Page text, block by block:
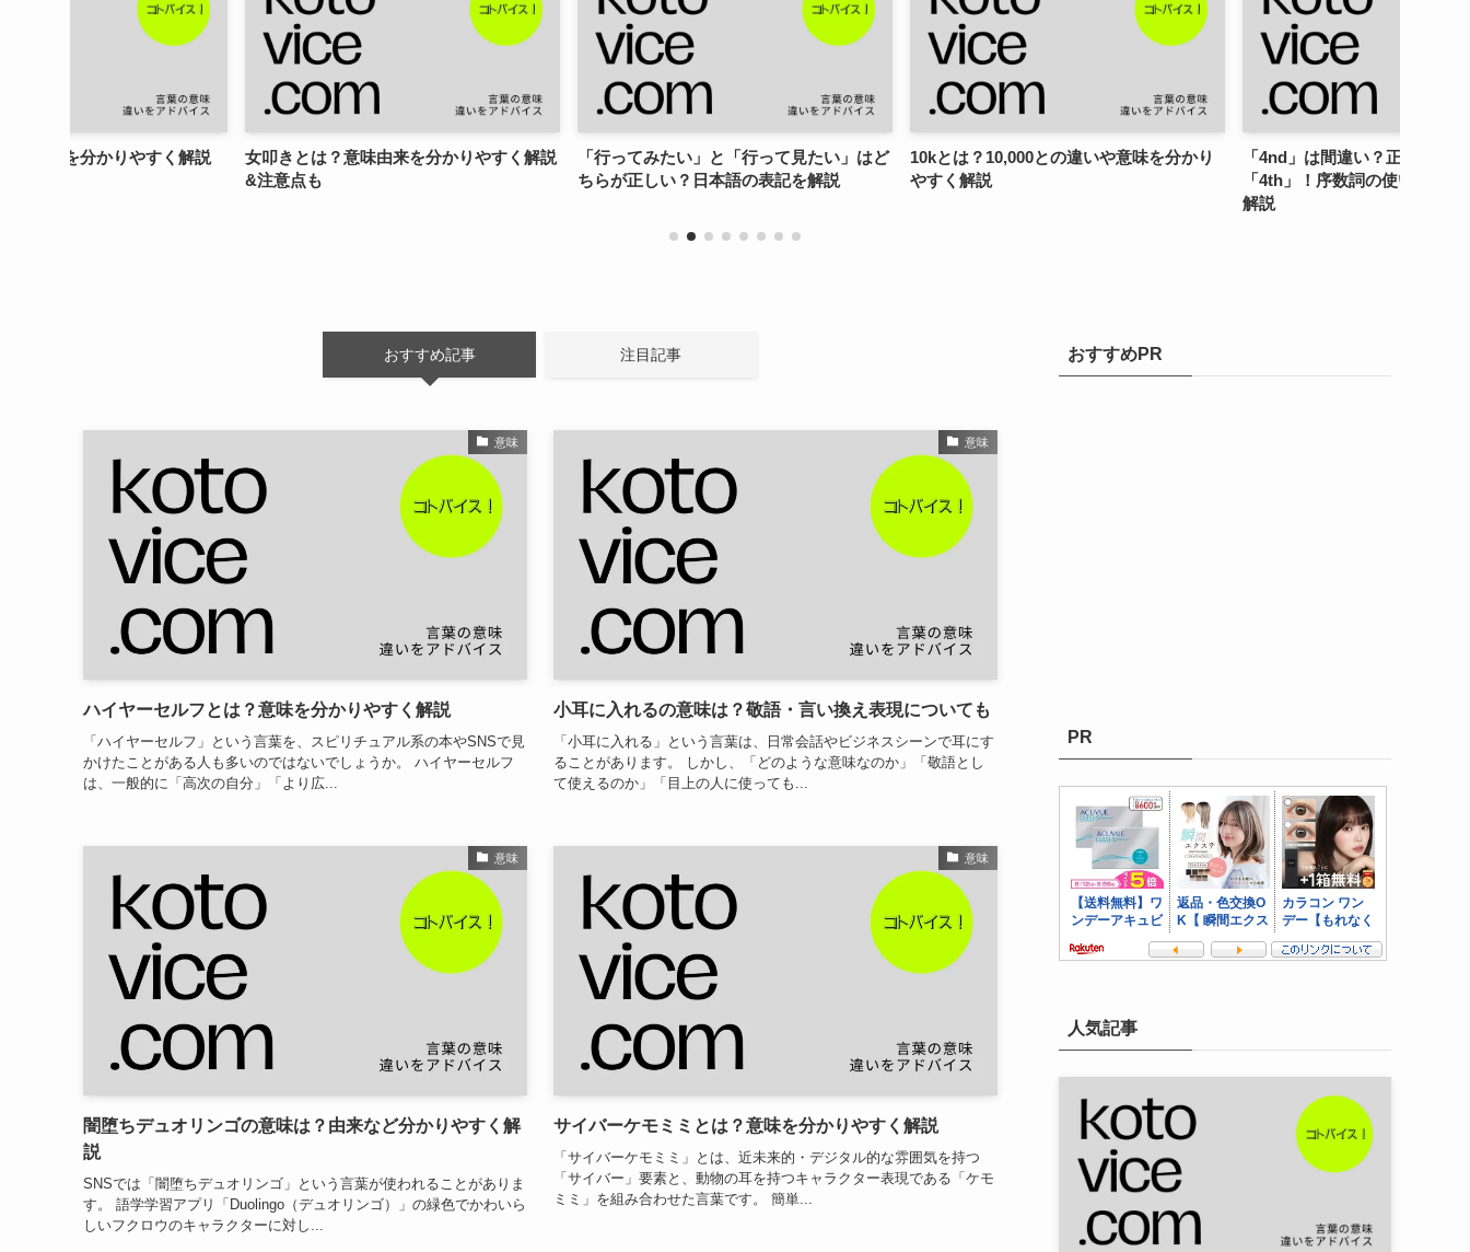
味由来を分かりやすく解説
女叩きとは？意味由来を分かりやすく解説
&注意点も
「行ってみたい」と「行って見たい」はど
ちらが正しい？日本語の表記を解説
10kとは？10,000との違いや意味を分かり
やすく解説
「4nd」は間違い？正しい英
「4th」！序数詞の使い方を
解説
おすすめ記事 注目記事
意味
ハイヤーセルフとは？意味を分かりやすく解説
「ハイヤーセルフ」という言葉を、スピリチュアル系の本やSNSで見
かけたことがある人も多いのではないでしょうか。 ハイヤーセルフ
は、一般的に「高次の自分」「より広...
意味
小耳に入れるの意味は？敬語・言い換え表現についても
「小耳に入れる」という言葉は、日常会話やビジネスシーンで耳にす
ることがあります。 しかし、「どのような意味なのか」「敬語とし
て使えるのか」「目上の人に使っても...
意味
闇堕ちデュオリンゴの意味は？由来など分かりやすく解
説
SNSでは「闇堕ちデュオリンゴ」という言葉が使われることがありま
す。 語学学習アプリ「Duolingo（デュオリンゴ）」の緑色でかわいら
しいフクロウのキャラクターに対し...
意味
サイバーケモミミとは？意味を分かりやすく解説
「サイバーケモミミ」とは、近未来的・デジタル的な雰囲気を持つ
「サイバー」要素と、動物の耳を持つキャラクター表現である「ケモ
ミミ」を組み合わせた言葉です。 簡単...
おすすめPR
PR
人気記事